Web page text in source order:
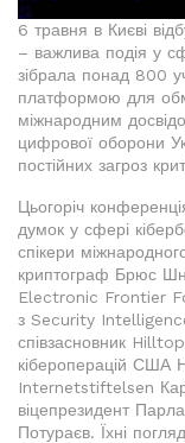
6 травня в Києві
– важлива подія у
зібрала понад 800
платформою для
міжнародним
цифрової оборони
постійних загроз
Цьогоріч
думок у сфері
спікери
криптограф Брюс
Electronic Frontier
з Security
співзасновник
кібероперацій США
Internetstiftelsen
віцепрезидент
Потураєв. Їхні